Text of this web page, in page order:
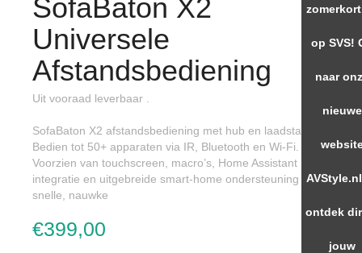
SofaBaton X2
Universele
Afstandsbediening
Uit vooraad leverbaar .
SofaBaton X2 afstandsbediening met hub en laadstation.
Bedien tot 50+ apparaten via IR, Bluetooth en Wi-Fi.
Voorzien van touchscreen, macro’s, Home Assistant
integratie en uitgebreide smart-home ondersteuning voor
snelle, nauwke
€399,00
op SVS!
naar
nieuwe
ontdek
jouw